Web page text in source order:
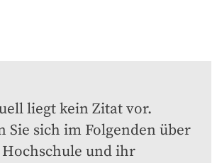
liegt kein Zitat vor.
Sie sich im Folgenden über
und ihr